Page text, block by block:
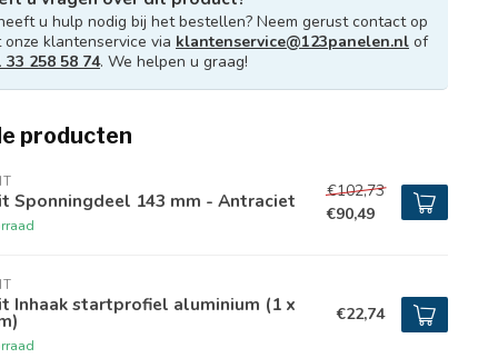
u hulp nodig bij het bestellen? Neem gerust contact op
onze klantenservice via klantenservice@123panelen.nl of
33 258 58 74. We helpen u graag!
producten
Sponningdeel 143 mm - Antraciet
€102,73
€90,49
Inhaak startprofiel aluminium (1 x €22,74